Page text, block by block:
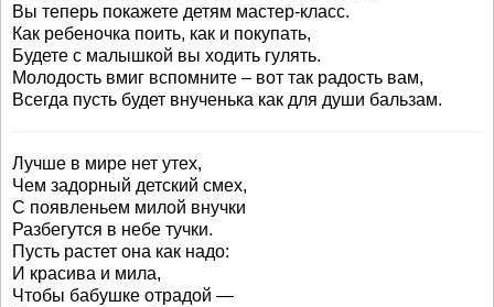
Вы теперь покажете детям мастер-класс.
Как ребеночка поить, как и покупать,
Будете с малышкой вы ходить гулять.
Молодость вмиг вспомните – вот так радость вам,
Всегда пусть будет внученька как для души бальзам.
Лучше в мире нет утех,
Чем задорный детский смех,
С появленьем милой внучки
Разбегутся в небе тучки.
Пусть растет она как надо:
И красива и мила,
Чтобы бабушке отрадой —